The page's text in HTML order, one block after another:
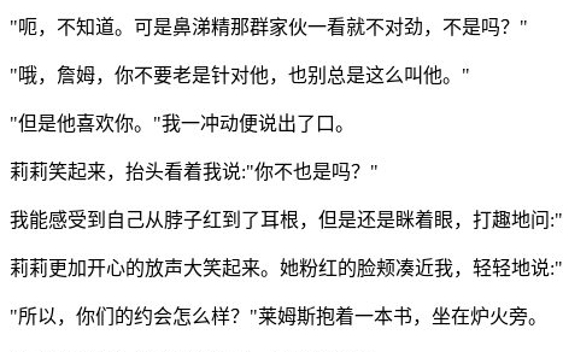
"呃，不知道。可是鼻涕精那群家伙一看就不对劲，不是吗？ "
"哦，詹姆，你不要老是针对他，也别总是这么叫他。 "
"但是他喜欢你。 "我一冲动便说出了口。
莉莉笑起来，抬头看着我说:"你不也是吗？ "
我能感受到自己从脖子红到了耳根，但是还是眯着眼，打趣地问 :"
莉莉更加开心的放声大笑起来。她粉红的脸颊凑近我，轻轻地说:"
"所以，你们的约会怎么样？ "莱姆斯抱着一本书，坐在炉火旁。